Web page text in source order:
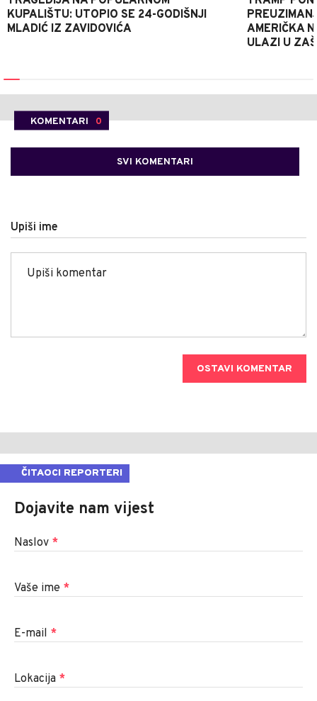
KUPALIŠTU: UTOPIO SE 24-GODIŠNJI
MLADIĆ IZ ZAVIDOVIĆA
AMERIČKA
ULAZI U
KOMENTARI 0
SVI KOMENTARI
Upiši ime
OSTAVI KOMENTAR
ČITAOCI REPORTERI
Dojavite nam vijest
Naslov *
Vaše ime *
E-mail *
Lokacija *